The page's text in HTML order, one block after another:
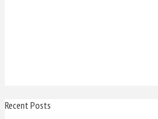
Recent Posts